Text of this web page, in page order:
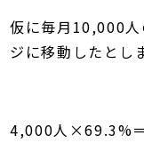
仮に毎月10,000人
ジに移動したとし
4,000人×69.3%